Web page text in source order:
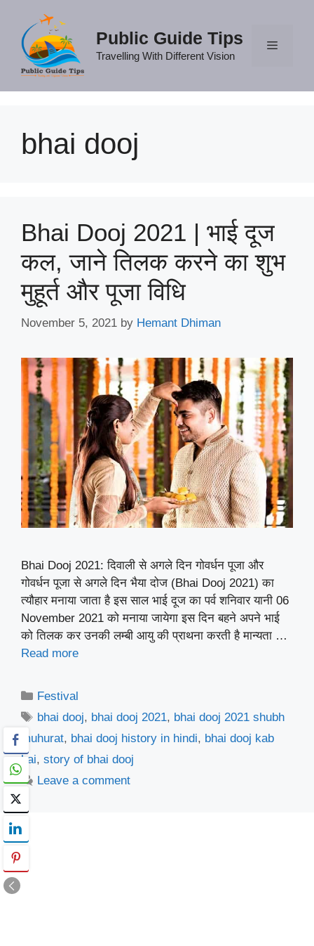
content
Public Guide Tips
Travelling With Different Vision
bhai dooj
Bhai Dooj 2021 | भाई दूज
कल, जाने तिलक करने का शुभ
मुहूर्त और पूजा विधि
November 5, 2021 by Hemant Dhiman
Bhai Dooj 2021: दिवाली से अगले दिन गोवर्धन पूजा और
गोवर्धन पूजा से अगले दिन भैया दोज (Bhai Dooj 2021) का
त्यौहार मनाया जाता है इस साल भाई दूज का पर्व शनिवार यानी 06
November 2021 को मनाया जायेगा इस दिन बहने अपने भाई
को तिलक कर उनकी लम्बी आयु की प्राथना करती है मान्यता …
Read more
Categories
Festival
Tags
bhai dooj, bhai dooj 2021, bhai dooj 2021 shubh
muhurat, bhai dooj history in hindi, bhai dooj kab
hai, story of bhai dooj
Leave a comment